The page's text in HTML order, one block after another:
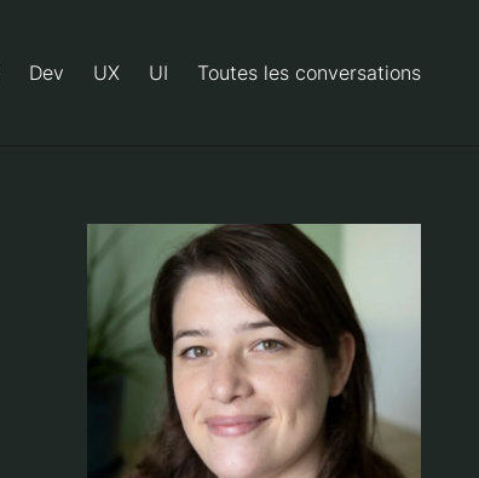
Dev UX UI Toutes les conversations
Agrandir